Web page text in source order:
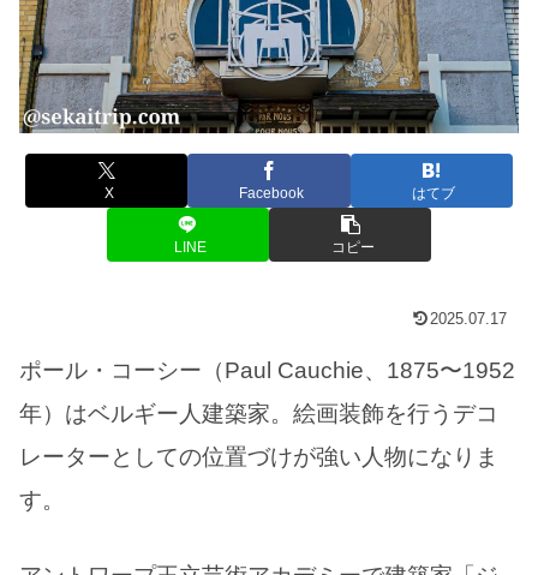
X Facebook はてブ
LINE コピー
2025.07.17
ポール・コーシー（Paul Cauchie、1875〜1952
年）はベルギー人建築家。絵画装飾を行うデコ
レーターとしての位置づけが強い人物になりま
す。